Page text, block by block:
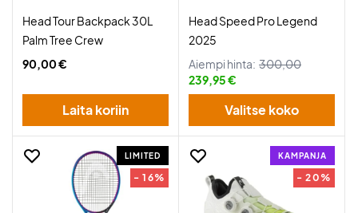
Head Tour Backpack 30L
Palm Tree Crew
90,00 €
Laita koriin
Head Speed Pro Legend
2025
Aiempi hinta: 300,00
239,95 €
Valitse koko
LIMITED
- 16%
KAMPANJA
- 20%